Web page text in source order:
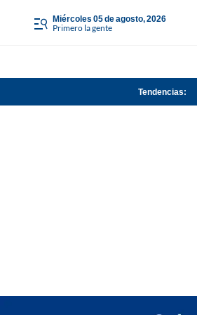
miércoles 05 de agosto, 2026
Primero la gente
Tendencias: